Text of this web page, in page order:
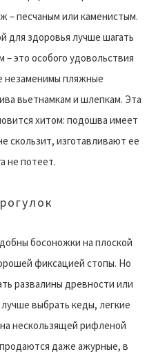
– песчаным или каменистым.
для здоровья лучше шагать
это особого удовольствия
незаменимы пляжные
вьетнамкам и шлепкам. Эта
хитом: подошва имеет
скользит, изготавливают ее
не потеет.
босоножки на плоской
фиксацией стопы. Но
развалины древности или
выбрать кеды, легкие
нескользящей рифленой
даже ажурные, в